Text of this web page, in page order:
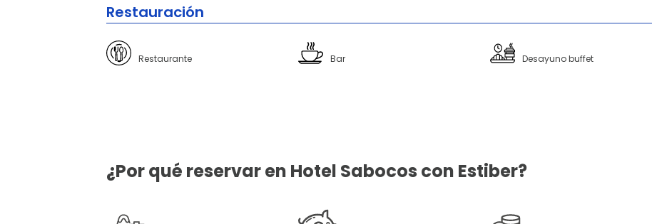
Restauración
Restaurante Bar Desayuno buffet
¿Por qué reservar en Hotel Sabocos con Estiber?